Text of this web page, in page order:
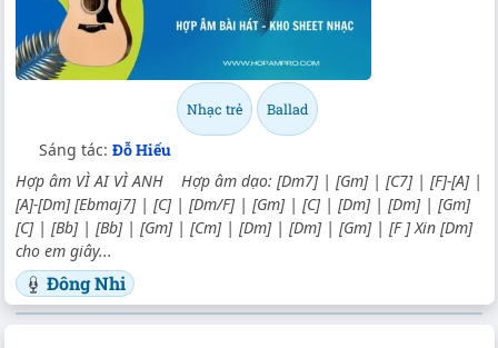
Nhạc trẻ Ballad
Sáng tác: Đỗ Hiếu
Hợp âm VÌ AI VÌ ANH Hợp âm dạo: [Dm7] | [Gm] | [C7] | [F]-[A] |
[A]-[Dm] [Ebmaj7] | [C] | [Dm/F] | [Gm] | [C] | [Dm] | [Dm] | [Gm]
[C] | [Bb] | [Bb] | [Gm] | [Cm] | [Dm] | [Dm] | [Gm] | [F ] Xin [Dm]
cho em giây...
Đông Nhi